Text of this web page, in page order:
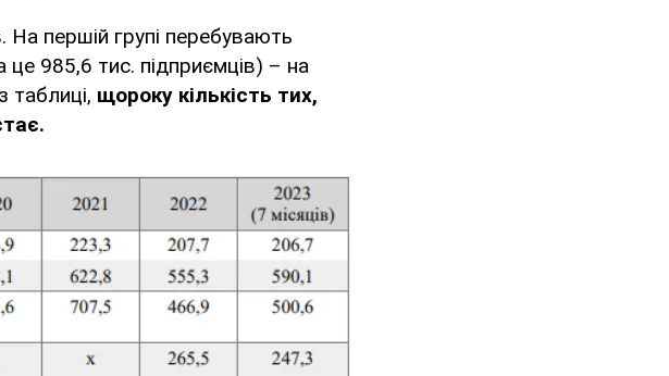
першій групі перебувають
985,6 тис. підприємців) – на
таблиці, щороку кількість тих,